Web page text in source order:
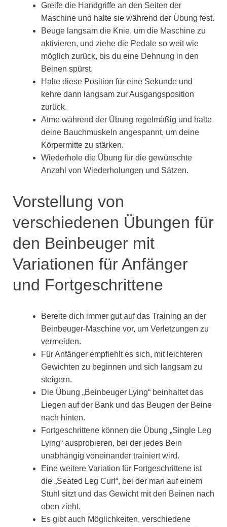
Greife die Handgriffe an den Seiten der
Maschine und halte sie während der Übung fest.
Beuge langsam die Knie, um die Maschine zu
aktivieren, und ziehe die Pedale so weit wie
möglich zurück, bis du eine Dehnung in den
Beinen spürst.
Halte diese Position für eine Sekunde und
kehre dann langsam zur Ausgangsposition
zurück.
Atme während der Übung regelmäßig und halte
deine Bauchmuskeln angespannt, um deine
Körpermitte zu stärken.
Wiederhole die Übung für die gewünschte
Anzahl von Wiederholungen und Sätzen.
Vorstellung von
verschiedenen Übungen für
den Beinbeuger mit
Variationen für Anfänger
und Fortgeschrittene
Bereite dich immer gut auf das Training an der
Beinbeuger-Maschine vor, um Verletzungen zu
vermeiden.
Für Anfänger empfiehlt es sich, mit leichteren
Gewichten zu beginnen und sich langsam zu
steigern.
Die Übung „Beinbeuger Lying“ beinhaltet das
Liegen auf der Bank und das Beugen der Beine
nach hinten.
Fortgeschrittene können die Übung „Single Leg
Lying“ ausprobieren, bei der jedes Bein
unabhängig voneinander trainiert wird.
Eine weitere Variation für Fortgeschrittene ist
die „Seated Leg Curl“, bei der man auf einem
Stuhl sitzt und das Gewicht mit den Beinen nach
oben zieht.
Es gibt auch Möglichkeiten, verschiedene